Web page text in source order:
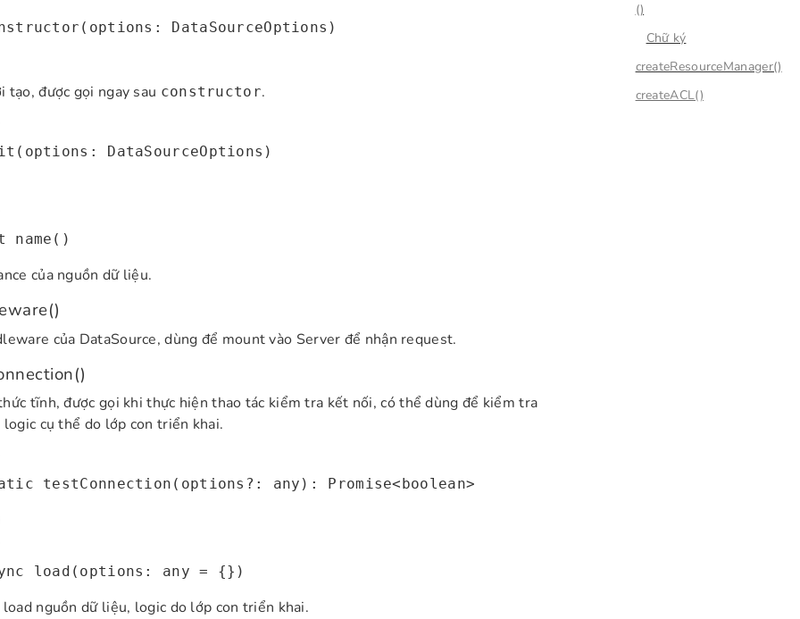
DataSourceOptions)
tạo, được gọi ngay sau constructor.
DataSourceOptions)
name()
của nguồn dữ liệu.
của DataSource, dùng để mount vào Server để nhận request.
tĩnh, được gọi khi thực hiện thao tác kiểm tra kết nối, có thể dùng để kiểm tra
cụ thể do lớp con triển khai.
testConnection(options?: any): Promise<boolean>
load(options: any = {})
load nguồn dữ liệu, logic do lớp con triển khai.
()
Chữ ký
createResourceManager()
createACL()